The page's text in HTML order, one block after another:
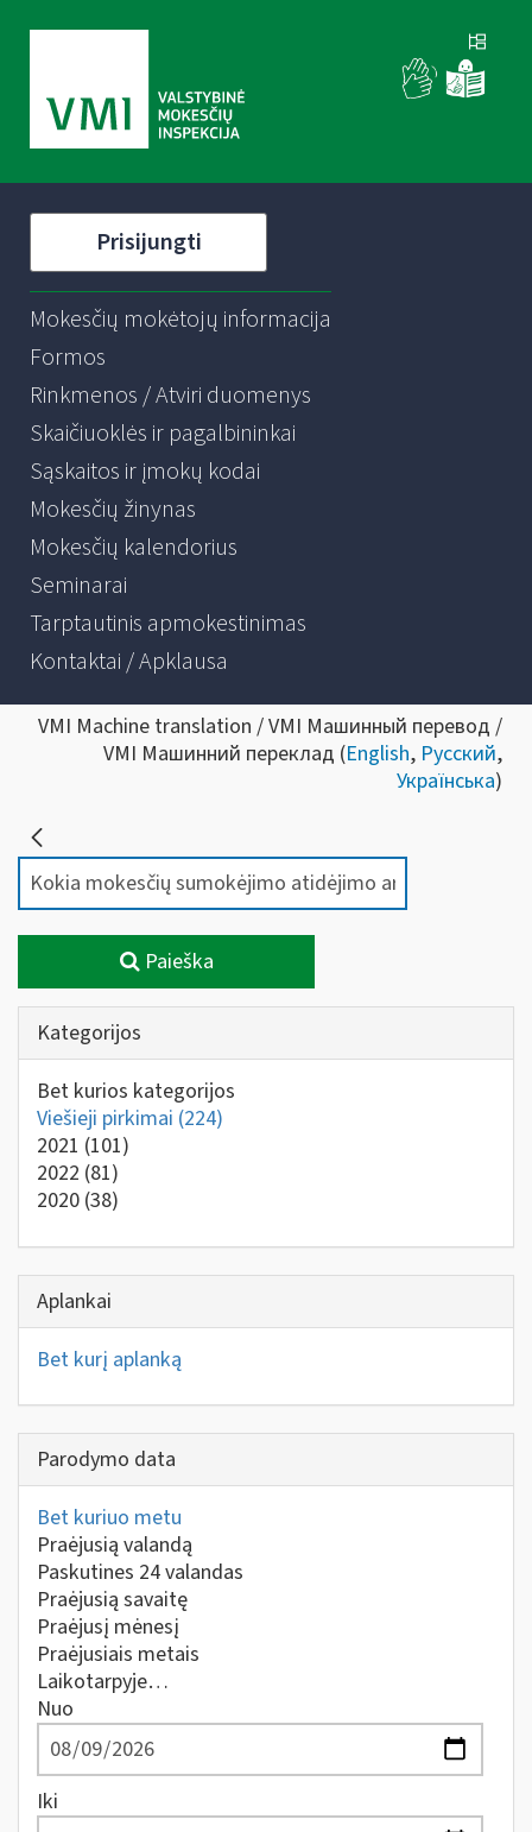
Prisijungti
Mokesčių mokėtojų informacija
Formos
Rinkmenos / Atviri duomenys
Skaičiuoklės ir pagalbininkai
Sąskaitos ir įmokų kodai
Mokesčių žinynas
Mokesčių kalendorius
Seminarai
Tarptautinis apmokestinimas
Kontaktai / Apklausa
VMI Machine translation / VMI Машинный перевод /
VMI Машинний переклад (English, Русский,
Українська)
Paieška
Kategorijos
Bet kurios kategorijos
Viešieji pirkimai (224)
2021 (101)
2022 (81)
2020 (38)
Aplankai
Bet kurį aplanką
Parodymo data
Bet kuriuo metu
Praėjusią valandą
Paskutines 24 valandas
Praėjusią savaitę
Praėjusį mėnesį
Praėjusiais metais
Laikotarpyje…
Nuo
Iki